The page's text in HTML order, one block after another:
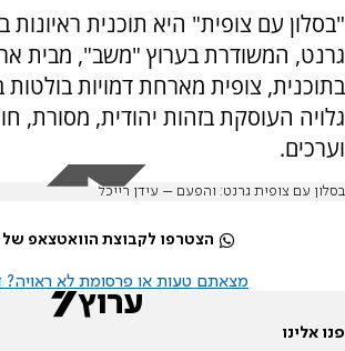
"בסלון עם צופית" היא תוכנית ראיונות
גרנט, המשודרת בערוץ "משב", מבית
בתוכנית, צופית מארחת דמויות
גלויה העוסקת בזהות יהודית, מסורת,
וערכים.
בסלון עם צופית גרנט: והפעם – עידן רייכל
הצטרפו לקבוצת הוואטצאפ של
מצאתם טעות או פרסומת לא ראויה?
פנו אלינו